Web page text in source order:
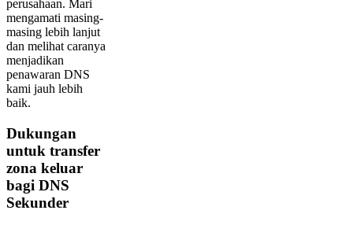
perusahaan. Mari
mengamati masing-
masing lebih lanjut
dan melihat caranya
menjadikan
penawaran DNS
kami jauh lebih
baik.
Dukungan
untuk transfer
zona keluar
bagi DNS
Sekunder